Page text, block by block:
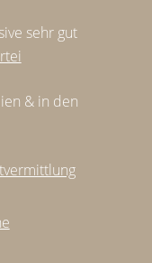
sehr gut
& in den